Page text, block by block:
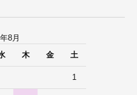
8月
木 金 土
1